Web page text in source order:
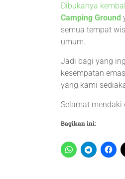
Dibukanya
Camping Ground
semua tempat
umum.
Jadi bagi yang
kesempatan
yang kami
Selamat
Bagikan ini: